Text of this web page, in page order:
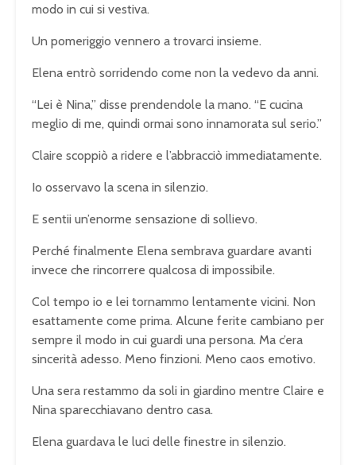
modo in cui si vestiva.
Un pomeriggio vennero a trovarci insieme.
Elena entrò sorridendo come non la vedevo da anni.
“Lei è Nina,” disse prendendole la mano. “E cucina
meglio di me, quindi ormai sono innamorata sul serio.”
Claire scoppiò a ridere e l’abbracciò immediatamente.
Io osservavo la scena in silenzio.
E sentii un’enorme sensazione di sollievo.
Perché finalmente Elena sembrava guardare avanti
invece che rincorrere qualcosa di impossibile.
Col tempo io e lei tornammo lentamente vicini. Non
esattamente come prima. Alcune ferite cambiano per
sempre il modo in cui guardi una persona. Ma c’era
sincerità adesso. Meno finzioni. Meno caos emotivo.
Una sera restammo da soli in giardino mentre Claire e
Nina sparecchiavano dentro casa.
Elena guardava le luci delle finestre in silenzio.